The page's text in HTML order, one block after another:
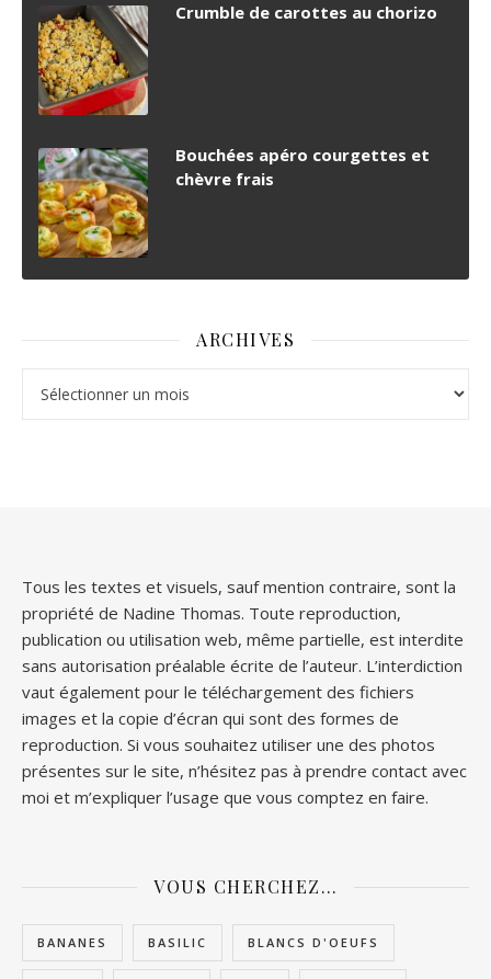
Crumble de carottes au chorizo
Bouchées apéro courgettes et
chèvre frais
ARCHIVES
Tous les textes et visuels, sauf mention contraire, sont la
propriété de Nadine Thomas. Toute reproduction,
publication ou utilisation web, même partielle, est interdite
sans autorisation préalable écrite de l’auteur. L’interdiction
vaut également pour le téléchargement des fichiers
images et la copie d’écran qui sont des formes de
reproduction. Si vous souhaitez utiliser une des photos
présentes sur le site, n’hésitez pas à prendre contact avec
moi et m’expliquer l’usage que vous comptez en faire.
VOUS CHERCHEZ…
BANANES BASILIC BLANCS D'OEUFS